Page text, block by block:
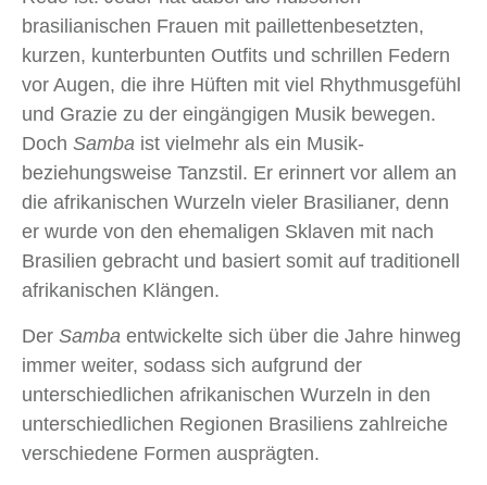
brasilianischen Frauen mit paillettenbesetzten,
kurzen, kunterbunten Outfits und schrillen Federn
vor Augen, die ihre Hüften mit viel Rhythmusgefühl
und Grazie zu der eingängigen Musik bewegen.
Doch Samba ist vielmehr als ein Musik-
beziehungsweise Tanzstil. Er erinnert vor allem an
die afrikanischen Wurzeln vieler Brasilianer, denn
er wurde von den ehemaligen Sklaven mit nach
Brasilien gebracht und basiert somit auf traditionell
afrikanischen Klängen.
Der Samba entwickelte sich über die Jahre hinweg
immer weiter, sodass sich aufgrund der
unterschiedlichen afrikanischen Wurzeln in den
unterschiedlichen Regionen Brasiliens zahlreiche
verschiedene Formen ausprägten.